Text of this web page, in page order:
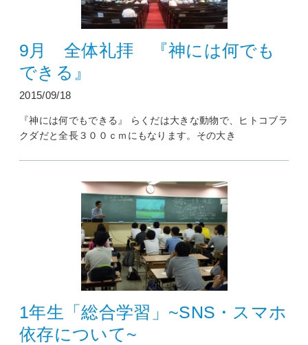
9月 全体礼拝 『神には何でも
できる』
2015/09/18
『神には何でもできる』 らくだは大きな動物で、ヒトコブラ
クダだと全長３００ｃｍにもなります。その大き
1年生「総合学習」~SNS・スマホ
依存について~